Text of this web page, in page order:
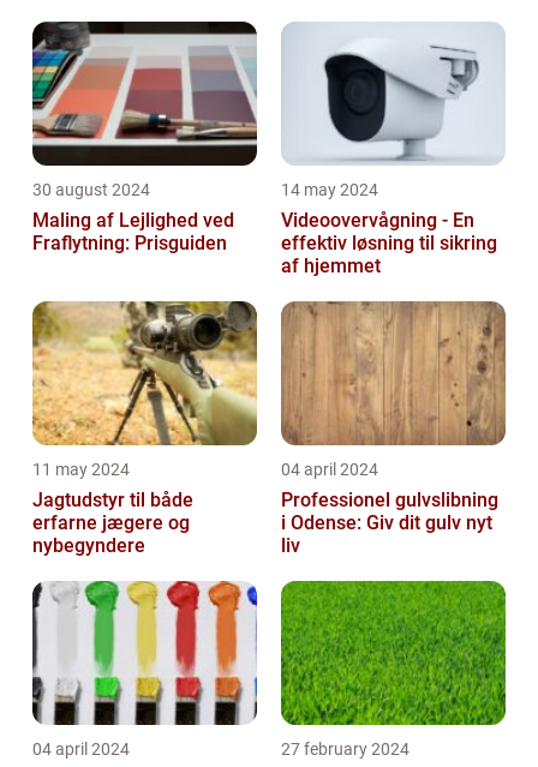
30 august 2024
Maling af Lejlighed ved
Fraflytning: Prisguiden
14 may 2024
Videoovervågning - En
effektiv løsning til sikring
af hjemmet
11 may 2024
Jagtudstyr til både
erfarne jægere og
nybegyndere
04 april 2024
Professionel gulvslibning
i Odense: Giv dit gulv nyt
liv
04 april 2024 27 february 2024